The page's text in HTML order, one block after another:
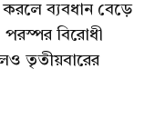
ব্যবধান বেড়ে
পরস্পর বিরোধী
তৃতীয়বারের